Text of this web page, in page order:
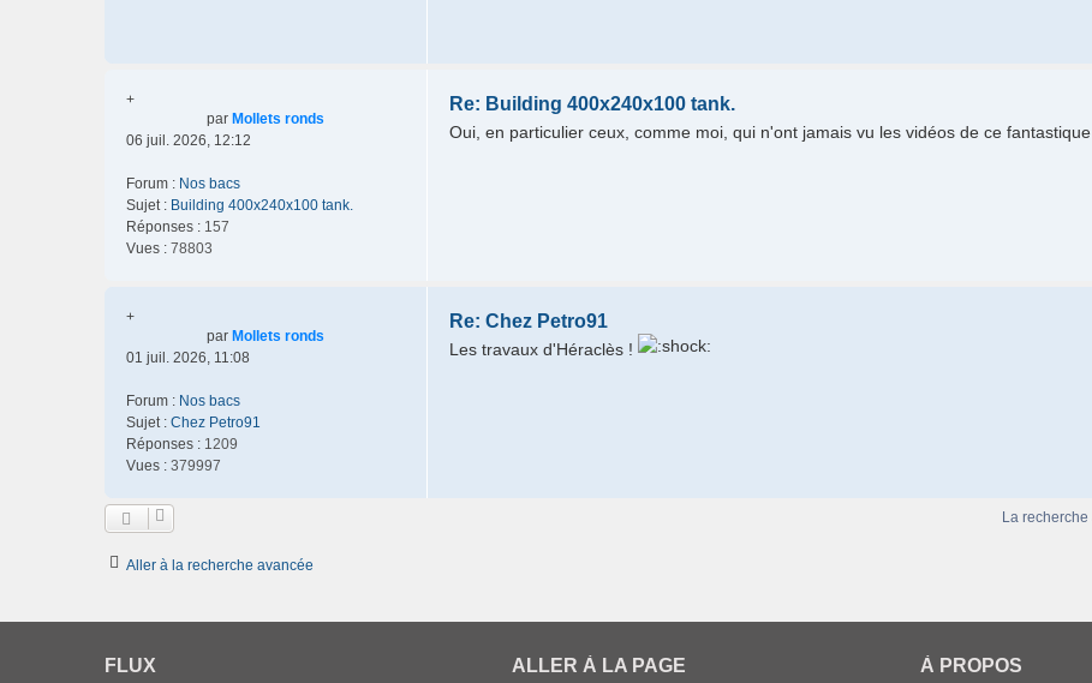
+
par Mollets ronds
06 juil. 2026, 12:12
Forum : Nos bacs
Sujet : Building 400x240x100 tank.
Réponses : 157
Vues : 78803
Re: Building 400x240x100 tank.
Oui, en particulier ceux, comme moi, qui n'ont jamais vu les vidéos de ce fantastique
+
par Mollets ronds
01 juil. 2026, 11:08
Forum : Nos bacs
Sujet : Chez Petro91
Réponses : 1209
Vues : 379997
Re: Chez Petro91
Les travaux d'Héraclès !
La
Aller à la recherche avancée
FLUX ALLER À LA PAGE À PROPOS